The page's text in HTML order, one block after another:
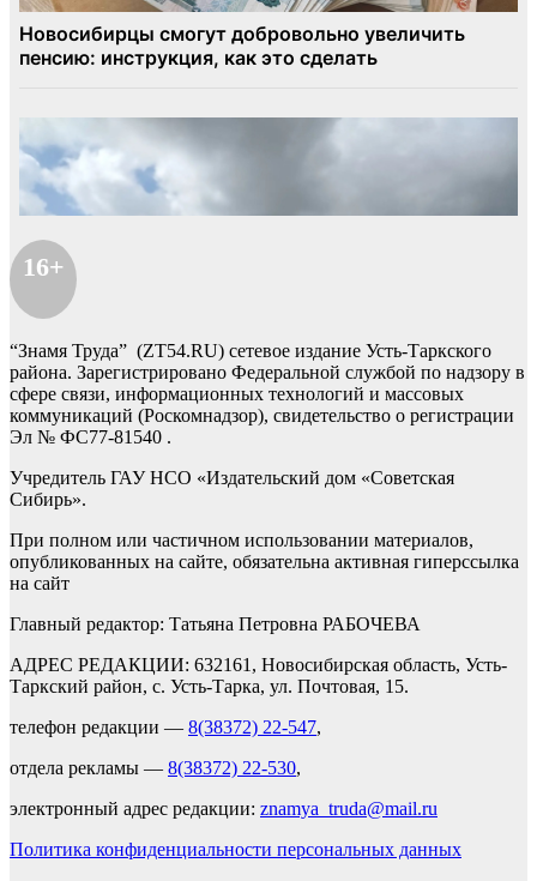
16+
“Знамя Труда” (ZT54.RU) сетевое издание Усть-Таркского
района. Зарегистрировано Федеральной службой по надзору в
сфере связи, информационных технологий и массовых
коммуникаций (Роскомнадзор), свидетельство о регистрации
Эл № ФС77-81540 .
Учредитель ГАУ НСО «Издательский дом «Советская
Сибирь».
При полном или частичном использовании материалов,
опубликованных на сайте, обязательна активная гиперссылка
на сайт
Главный редактор: Татьяна Петровна РАБОЧЕВА
АДРЕС РЕДАКЦИИ: 632161, Новосибирская область, Усть-
Таркский район, с. Усть-Тарка, ул. Почтовая, 15.
телефон редакции — 8(38372) 22-547,
отдела рекламы — 8(38372) 22-530,
электронный адрес редакции: znamya_truda@mail.ru
Политика конфиденциальности персональных данных